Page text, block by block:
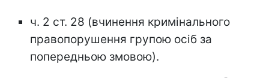
ч. 2 ст. 28 (вчинення кримінального
правопорушення групою осіб за
попередньою змовою).